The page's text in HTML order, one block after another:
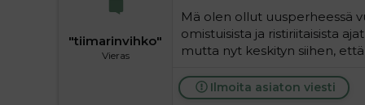
"tiimarinvihko"
Vieras
Mä olen ollut uusperheessä
omistuisista ja ristiriitaisista
mutta nyt keskityn siihen,
Ilmoita asiaton viesti